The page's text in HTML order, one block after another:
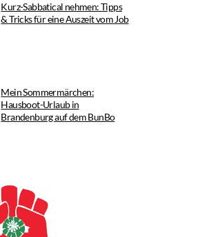
Kurz-Sabbatical nehmen: Tipps
& Tricks für eine Auszeit vom Job
Mein Sommermärchen:
Hausboot-Urlaub in
Brandenburg auf dem BunBo